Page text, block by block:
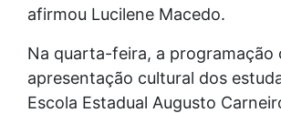
afirmou Lucilene Macedo.
Na quarta-feira, a programação
apresentação cultural dos
Escola Estadual Augusto